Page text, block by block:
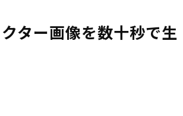
ター画像を数十秒で生